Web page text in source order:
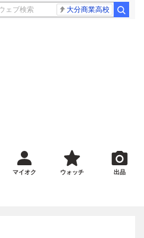
大分商業高校
マイオク ウォッチ 出品